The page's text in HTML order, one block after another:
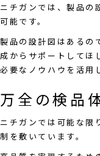
ニチガンでは、製品の
可能です。
製品の設計図はあるの
成からサポートしてほ
必要なノウハウを活用
万全の検品
ニチガンでは可能な限
制を敷いています。